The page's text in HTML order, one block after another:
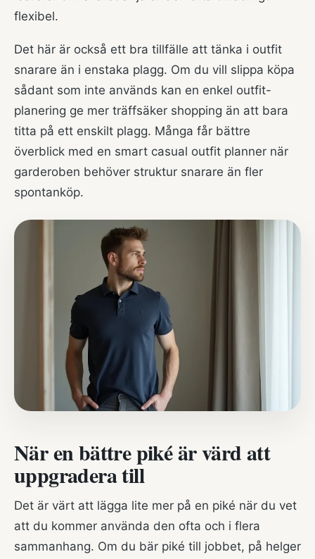
flexibel.
Det här är också ett bra tillfälle att tänka i outfit
snarare än i enstaka plagg. Om du vill slippa köpa
sådant som inte används kan en enkel outfit-
planering ge mer träffsäker shopping än att bara
titta på ett enskilt plagg. Många får bättre
överblick med en smart casual outfit planner när
garderoben behöver struktur snarare än fler
spontanköp.
När en bättre piké är värd att
uppgradera till
Det är värt att lägga lite mer på en piké när du vet
att du kommer använda den ofta och i flera
sammanhang. Om du bär piké till jobbet, på helger